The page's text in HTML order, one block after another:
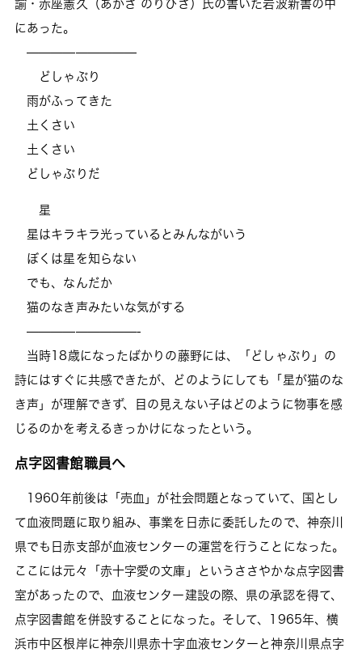
諭・赤座憲久（あかざ のりひさ）氏の書いた岩波新書の中
にあった。
—————————
どしゃぶり
雨がふってきた
土くさい
土くさい
どしゃぶりだ
星
星はキラキラ光っているとみんながいう
ぼくは星を知らない
でも、なんだか
猫のなき声みたいな気がする
—————————-
当時18歳になったばかりの藤野には、「どしゃぶり」の
詩にはすぐに共感できたが、どのようにしても「星が猫のな
き声」が理解できず、目の見えない子はどのように物事を感
じるのかを考えるきっかけになったという。
点字図書館職員へ
1960年前後は「売血」が社会問題となっていて、国とし
て血液問題に取り組み、事業を日赤に委託したので、神奈川
県でも日赤支部が血液センターの運営を行うことになった。
ここには元々「赤十字愛の文庫」というささやかな点字図書
室があったので、血液センター建設の際、県の承認を得て、
点字図書館を併設することになった。そして、1965年、横
浜市中区根岸に神奈川県赤十字血液センターと神奈川県点字